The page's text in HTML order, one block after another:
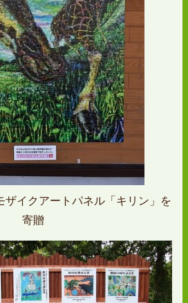
ザイクアートパネル「キリン」を
寄贈